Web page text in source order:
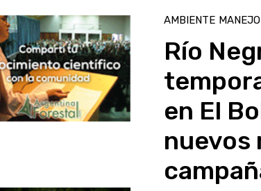
AMBIENTE
Río
en El
nuevos